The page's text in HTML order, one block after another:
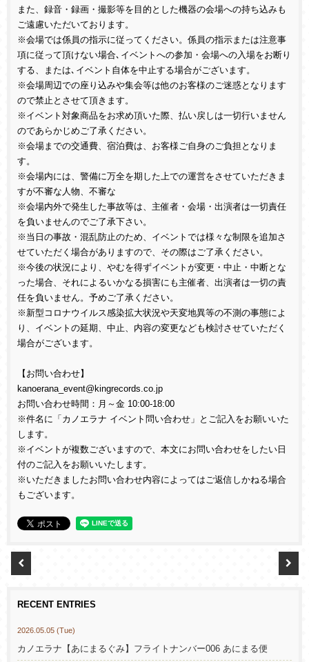
また、録音・録画・撮影等を目的とした機器の会場への持ち込みも
ご遠慮いただいております。
※会場では係員の指示に従ってください。係員の指示または注意事
項に従って頂けない場合､イベントへの参加・会場への入場をお断り
する、または､イベント自体を中止する場合がございます。
※会場周辺での座り込みや集会等は他のお客様のご迷惑となります
ので禁止とさせて頂きます。
※イベント対象商品をお求め頂いた際、払い戻しは一切行いません
のであらかじめご了承ください。
※会場までの交通費、宿泊費は、お客様ご自身のご負担となりま
す。
※会場内には、警備に万全を期した上での運営をさせていただきま
すが不審な人物、不審な
※会場内外で発生した事故等は、主催者・会場・出演者は一切責任
を負いませんのでご了承下さい。
※当日の事故・混乱防止のため、イベントでは様々な制限を追加さ
せていただく場合がありますので、その際はご了承ください。
※今後の状況により、やむを得ずイベントが変更・中止・中断とな
った場合、それによるいかなる損害にも主催者、出演者は一切の責
任を負いません。予めご了承ください。
※新型コロナウイルス感染拡大状況や天変地異等の不測の事態によ
り、イベントの延期、中止、内容の変更なども検討させていただく
場合がございます。
【お問い合わせ】
kanoerana_event@kingrecords.co.jp
お問い合わせ時間：月～金 10:00-18:00
※件名に「カノエラナ イベント問い合わせ」とご記入をお願いいた
します。
※イベントが複数ございますので、本文にお問い合わせをしたい日
付のご記入をお願いいたします。
※いただきましたお問い合わせ内容によってはご返信しかねる場合
もございます。
RECENT ENTRIES
2026.05.05 (Tue)
カノエラナ【あにまるぐみ】フライトナンバー006 あにまる便